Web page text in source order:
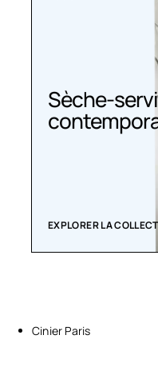
Sèche-
EXPLORER LA
Cinier Paris